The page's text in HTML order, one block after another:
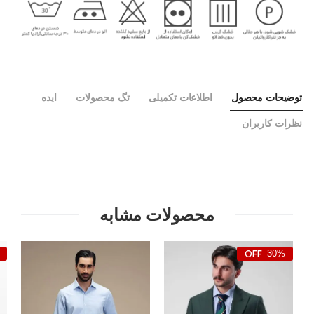
توضیحات محصول اطلاعات تکمیلی تگ محصولات ایده
نظرات کاربران
محصولات مشابه
30%